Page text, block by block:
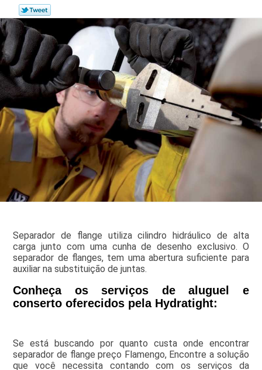
Separador de flange utiliza cilindro hidráulico de alta
carga junto com uma cunha de desenho exclusivo. O
separador de flanges, tem uma abertura suficiente para
auxiliar na substituição de juntas.
Conheça os serviços de aluguel e
conserto oferecidos pela Hydratight:
Se está buscando por quanto custa onde encontrar
separador de flange preço Flamengo, Encontre a solução
que você necessita contando com os serviços da